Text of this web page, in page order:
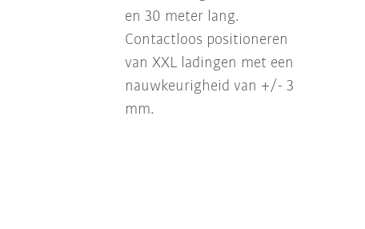
en 30 meter lang.
Contactloos positioneren
van XXL ladingen met een
nauwkeurigheid van +/- 3
mm.